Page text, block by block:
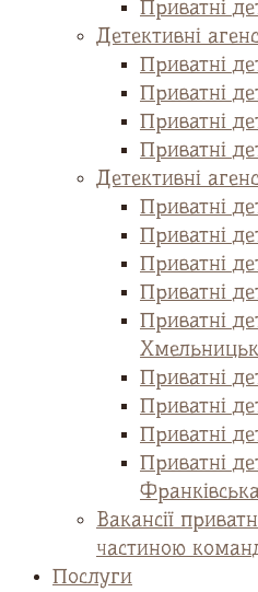
Приватні
Детективні
Приватні
Приватні
Приватні
Приватні
Детективні
Приватні
Приватні
Приватні
Приватні
Приватні
Приватні
Приватні
Приватні
Приватні
Вакансії
частиною
Послуги